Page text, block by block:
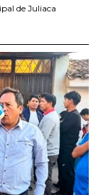
de Juliaca